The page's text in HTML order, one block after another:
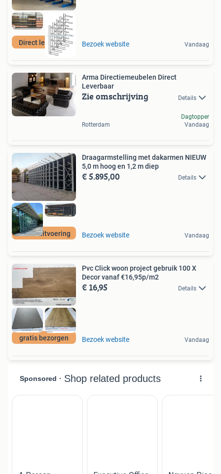
Direct leverbaar Bezoek website Vandaag
Arma Directiemeubelen Direct
Leverbaar
Zie omschrijving Details
Rotterdam
Dagtopper
Vandaag
Zware uitvoering
Draagarmstelling met dakarmen NIEUW
5,0 m hoog en 1,2 m diep
€ 5.895,00 Details
Bezoek website Vandaag
gratis bezorgen
Pvc Click woon project gebruik 100 X
Decor vanaf €16,95p/m2
€ 16,95 Details
Bezoek website Vandaag